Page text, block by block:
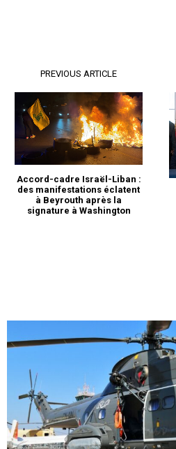
PREVIOUS ARTICLE
Accord-cadre Israël-Liban :
des manifestations éclatent
à Beyrouth après la
signature à Washington